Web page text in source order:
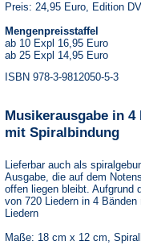
Preis: 24,95 Euro, Edition
Mengenpreisstaffel
ab 10 Expl 16,95 Euro
ab 25 Expl 14,95 Euro
ISBN 978-3-9812050-5-3
Musikerausgabe in 4
mit Spiralbindung
Lieferbar auch als
Ausgabe, die auf dem
offen liegen bleibt. Aufgrund
von 720 Liedern in 4
Liedern
Maße: 18 cm x 12 cm,